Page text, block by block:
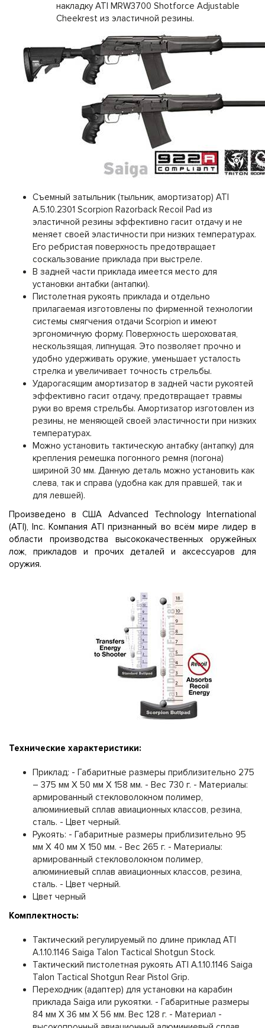
накладку ATI MRW3700 Shotforce Adjustable
Cheekrest из эластичной резины.
Съемный затыльник (тыльник, амортизатор) ATI
A.5.10.2301 Scorpion Razorback Recoil Pad из
эластичной резины эффективно гасит отдачу и не
меняет своей эластичности при низких температурах.
Его ребристая поверхность предотвращает
соскальзование приклада при выстреле.
В задней части приклада имеется место для
установки антабки (антапки).
Пистолетная рукоять приклада и отдельно
прилагаемая изготовлены по фирменной технологии
системы смягчения отдачи Scorpion и имеют
эргономичную форму. Поверхность шероховатая,
нескользящая, липнущая. Это позволяет прочно и
удобно удерживать оружие, уменьшает усталость
стрелка и увеличивает точность стрельбы.
Ударогасящим амортизатор в задней части рукоятей
эффективно гасит отдачу, предотвращает травмы
руки во время стрельбы. Амортизатор изготовлен из
резины, не меняющей своей эластичности при низких
температурах.
Можно установить тактическую антабку (антапку) для
крепления ремешка погонного ремня (погона)
шириной 30 мм. Данную деталь можно установить как
слева, так и справа (удобна как для правшей, так и
для левшей).
Произведено в США Advanced Technology International
(ATI), Inc. Компания ATI признанный во всём мире лидер в
области производства высококачественных оружейных
лож, прикладов и прочих деталей и аксессуаров для
оружия.
Технические характеристики:
Приклад: - Габаритные размеры приблизительно 275
– 375 мм Х 50 мм Х 158 мм. - Вес 730 г. - Материалы:
армированный стекловолокном полимер,
алюминиевый сплав авиационных классов, резина,
сталь. - Цвет черный.
Рукоять: - Габаритные размеры приблизительно 95
мм Х 40 мм Х 150 мм. - Вес 265 г. - Материалы:
армированный стекловолокном полимер,
алюминиевый сплав авиационных классов, резина,
сталь. - Цвет черный.
Цвет черный
Комплектность:
Тактический регулируемый по длине приклад ATI
A.1.10.1146 Saiga Talon Tactical Shotgun Stock.
Тактический пистолетная рукоять ATI A.1.10.1146 Saiga
Talon Tactical Shotgun Rear Pistol Grip.
Переходник (адаптер) для установки на карабин
приклада Saiga или рукоятки. - Габаритные размеры
84 мм Х 36 мм Х 56 мм. Вес 128 г. - Материал -